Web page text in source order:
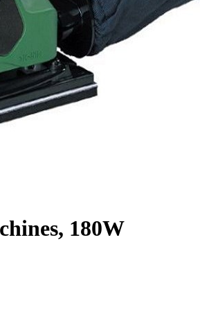
180W